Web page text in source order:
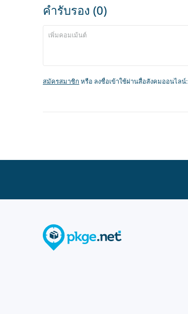
คำรับรอง (0)
สมัครสมาชิก หรือ ลงชื่อเข้าใช้ผ่านสื่อสังคมออนไลน์: